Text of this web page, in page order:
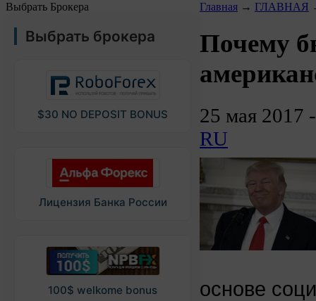
Выбрать Брокера
Выбрать брокера
$30 NO DEPOSIT BONUS
Лицензия Банка России
100$ welkome bonus
Главная → ГЛАВНАЯ
Почему
25 мая 2017
RU
основе